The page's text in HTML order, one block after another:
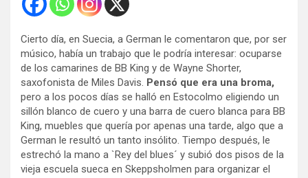
Cierto día, en Suecia, a German le comentaron que, por ser
músico, había un trabajo que le podría interesar: ocuparse
de los camarines de BB King y de Wayne Shorter,
saxofonista de Miles Davis. Pensó que era una broma,
pero a los pocos días se halló en Estocolmo eligiendo un
sillón blanco de cuero y una barra de cuero blanca para BB
King, muebles que quería por apenas una tarde, algo que a
German le resultó un tanto insólito. Tiempo después, le
estrechó la mano a `Rey del blues´ y subió dos pisos de la
vieja escuela sueca en Skeppsholmen para organizar el